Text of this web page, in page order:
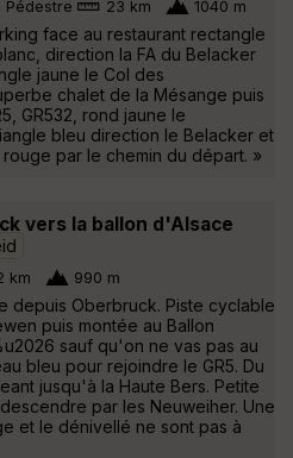
Pédestre 23 km 1040 m
face au restaurant rectangle
direction la FA du Belacker
jaune le Col des
chalet de la Mésange puis
GR532, rond jaune le
bleu direction le Belacker et
par le chemin du départ. »
vers la ballon d'Alsace
km 990 m
depuis Oberbruck. Piste cyclable
puis montée au Ballon
sauf qu'on ne vas pas au
bleu pour rejoindre le GR5. Du
jusqu'à la Haute Bers. Petite
par les Neuweiher. Une
et le dénivellé ne sont pas à